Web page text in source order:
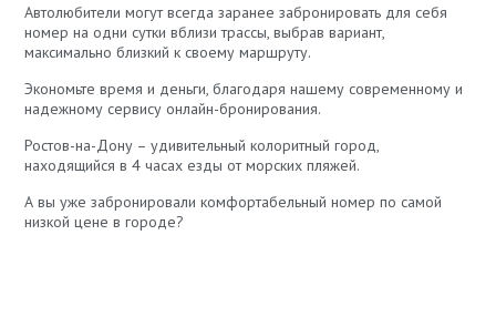
Автолюбители могут всегда заранее забронировать для себя
номер на одни сутки вблизи трассы, выбрав вариант,
максимально близкий к своему маршруту.
Экономьте время и деньги, благодаря нашему современному и
надежному сервису онлайн-бронирования.
Ростов-на-Дону – удивительный колоритный город,
находящийся в 4 часах езды от морских пляжей.
А вы уже забронировали комфортабельный номер по самой
низкой цене в городе?